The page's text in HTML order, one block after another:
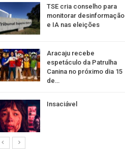
TSE cria conselho para
monitorar desinformação
e IA nas eleições
Aracaju recebe
espetáculo da Patrulha
Canina no próximo dia 15
de…
Insaciável